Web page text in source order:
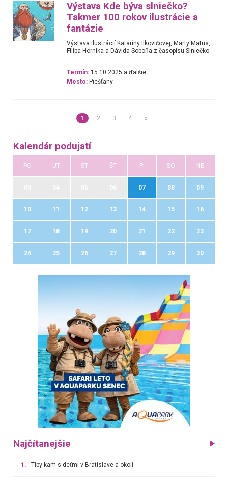
Výstava Kde býva slniečko?
Takmer 100 rokov ilustrácie a
fantázie
Výstava ilustrácií Kataríny Ilkovičovej, Marty Matus,
Filipa Horníka a Dávida Soboňa z časopisu Slniečko.
Termín: 15.10.2025 a ďalšie
Mesto: Piešťany
1 2 3 4 »
Kalendár podujatí
PO UT ST ŠT PI SO NE
07 08 09
10 11 12 13 14 15 16
17 18 19 20 21 22 23
24 25 26 27 28 29 30
Najčítanejšie
1. Tipy kam s deťmi v Bratislave a okolí